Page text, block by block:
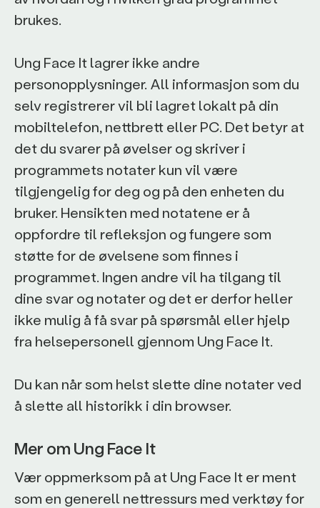
brukes.
Ung Face It lagrer ikke andre
personopplysninger. All informasjon som du
selv registrerer vil bli lagret lokalt på din
mobiltelefon, nettbrett eller PC. Det betyr at
det du svarer på øvelser og skriver i
programmets notater kun vil være
tilgjengelig for deg og på den enheten du
bruker. Hensikten med notatene er å
oppfordre til refleksjon og fungere som
støtte for de øvelsene som finnes i
programmet. Ingen andre vil ha tilgang til
dine svar og notater og det er derfor heller
ikke mulig å få svar på spørsmål eller hjelp
fra helsepersonell gjennom Ung Face It.
Du kan når som helst slette dine notater ved
å slette all historikk i din browser.
Mer om Ung Face It
Vær oppmerksom på at Ung Face It er ment
som en generell nettressurs med verktøy for